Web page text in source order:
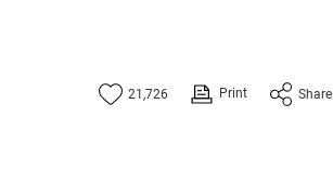
21,726 Print Share